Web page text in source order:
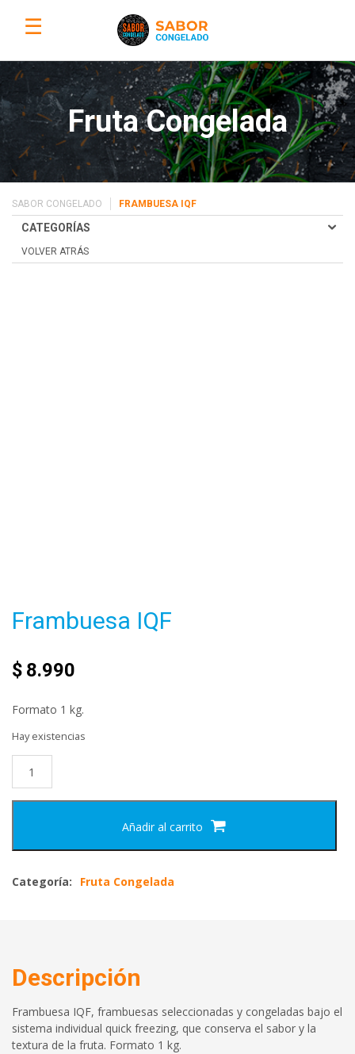
☰
Fruta Congelada
SABOR CONGELADO FRAMBUESA IQF
CATEGORÍAS
VOLVER ATRÁS
Frambuesa IQF
$ 8.990
Formato 1 kg.
Hay existencias
Añadir al carrito
Categoría: Fruta Congelada
Descripción
Frambuesa IQF, frambuesas seleccionadas y congeladas bajo el
sistema individual quick freezing, que conserva el sabor y la
textura de la fruta. Formato 1 kg.